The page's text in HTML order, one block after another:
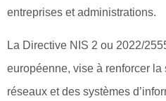
entreprises et administrations.
La Directive NIS 2 ou 2022/
européenne, vise à renforcer
réseaux et des systèmes